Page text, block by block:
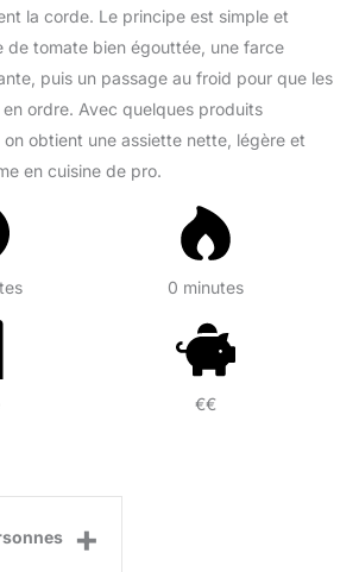
la corde. Le principe est simple et
de tomate bien égouttée, une farce
puis un passage au froid pour que les
ordre. Avec quelques produits
on obtient une assiette nette, légère et
en cuisine de pro.
0 minutes
€€
+